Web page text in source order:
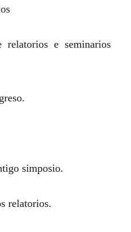
relatorios e seminarios
simposio.
relatorios.